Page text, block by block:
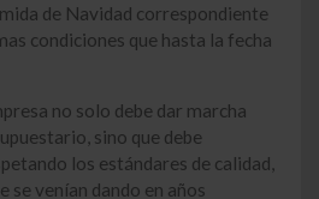
de Navidad correspondiente
condiciones que hasta la fecha
no solo debe dar marcha
sino que debe
los estándares de calidad,
se venían dando en años